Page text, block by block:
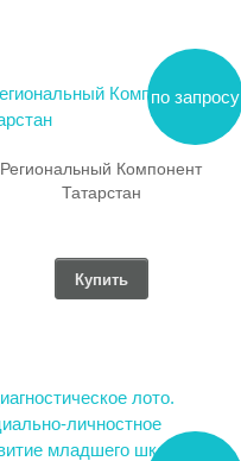
по запросу
Региональный Компонент
Татарстан
Купить